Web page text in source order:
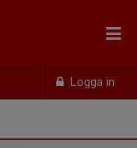
Logga in